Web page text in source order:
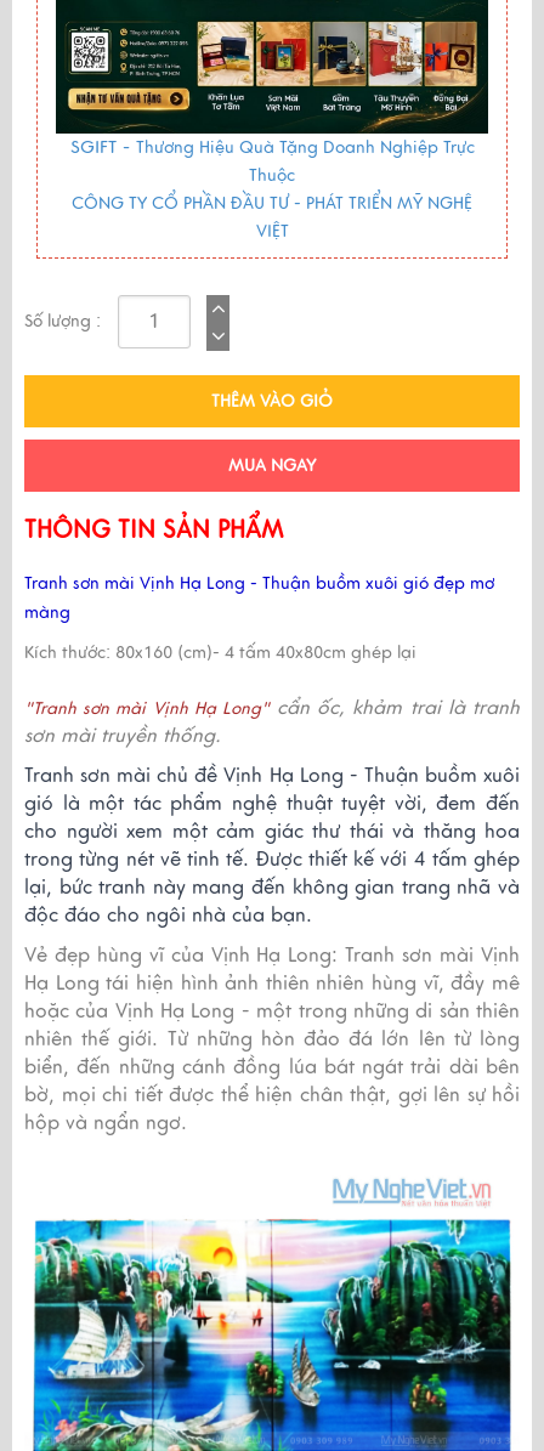
SGIFT - Thương Hiệu Quà Tặng Doanh Nghiệp Trực
Thuộc
CÔNG TY CỔ PHẦN ĐẦU TƯ - PHÁT TRIỂN MỸ NGHỆ
VIỆT
Số lượng :
THÊM VÀO GIỎ
MUA NGAY
THÔNG TIN SẢN PHẨM
Tranh sơn mài Vịnh Hạ Long - Thuận buồm xuôi gió đẹp mơ
màng
Kích thước: 80x160 (cm)- 4 tấm 40x80cm ghép lại
"Tranh sơn mài Vịnh Hạ Long"cẩn ốc, khảm trai là tranh
sơn mài truyền thống.
Tranh sơn mài chủ đề Vịnh Hạ Long - Thuận buồm xuôi
gió là một tác phẩm nghệ thuật tuyệt vời, đem đến
cho người xem một cảm giác thư thái và thăng hoa
trong từng nét vẽ tinh tế. Được thiết kế với 4 tấm ghép
lại, bức tranh này mang đến không gian trang nhã và
độc đáo cho ngôi nhà của bạn.
Vẻ đẹp hùng vĩ của Vịnh Hạ Long: Tranh sơn mài Vịnh
Hạ Long tái hiện hình ảnh thiên nhiên hùng vĩ, đầy mê
hoặc của Vịnh Hạ Long - một trong những di sản thiên
nhiên thế giới. Từ những hòn đảo đá lớn lên từ lòng
biển, đến những cánh đồng lúa bát ngát trải dài bên
bờ, mọi chi tiết được thể hiện chân thật, gợi lên sự hồi
hộp và ngẩn ngơ.